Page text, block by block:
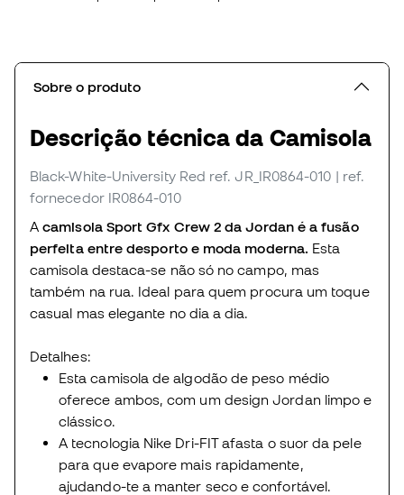
Sobre o produto
Descrição técnica da Camisola
Black-White-University Red ref. JR_IR0864-010 | ref.
fornecedor IR0864-010
Acamisola Sport Gfx Crew 2 da Jordan é a fusão
perfeita entre desporto e moda moderna. Esta
camisola destaca-se não só no campo, mas
também na rua. Ideal para quem procura um toque
casual mas elegante no dia a dia.
Detalhes:
Esta camisola de algodão de peso médio
oferece ambos, com um design Jordan limpo e
clássico.
A tecnologia Nike Dri-FIT afasta o suor da pele
para que evapore mais rapidamente,
ajudando-te a manter seco e confortável.